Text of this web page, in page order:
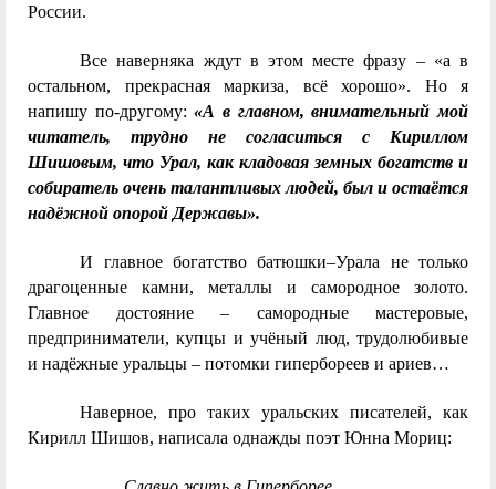
России.
Все наверняка ждут в этом месте фразу – «а в
остальном, прекрасная маркиза, всё хорошо». Но я
напишу по-другому:«А в главном, внимательный мой
читатель, трудно не согласиться с Кириллом
Шишовым, что Урал, как кладовая земных богатств и
собиратель очень талантливых людей, был и остаётся
надёжной опорой Державы».
И главное богатство батюшки–Урала не только
драгоценные камни, металлы и самородное золото.
Главное достояние – самородные мастеровые,
предприниматели, купцы и учёный люд, трудолюбивые
и надёжные уральцы – потомки гипербореев и ариев…
Наверное, про таких уральских писателей, как
Кирилл Шишов, написала однажды поэт Юнна Мориц: